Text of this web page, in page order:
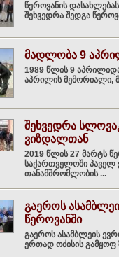
წეროვანის
შეხვედრა შედგა
მადლობა 9
1989 წლის 9
აპრილის მემორიალი,
შეხვედრა
ვიზდალთან
2019 წლის 27 მარტს
საქართველოში პაველ
თანამშრომლობის ...
გაეროს
წეროვანში
გაეროს ასამბლეის
ერთად ოძისის